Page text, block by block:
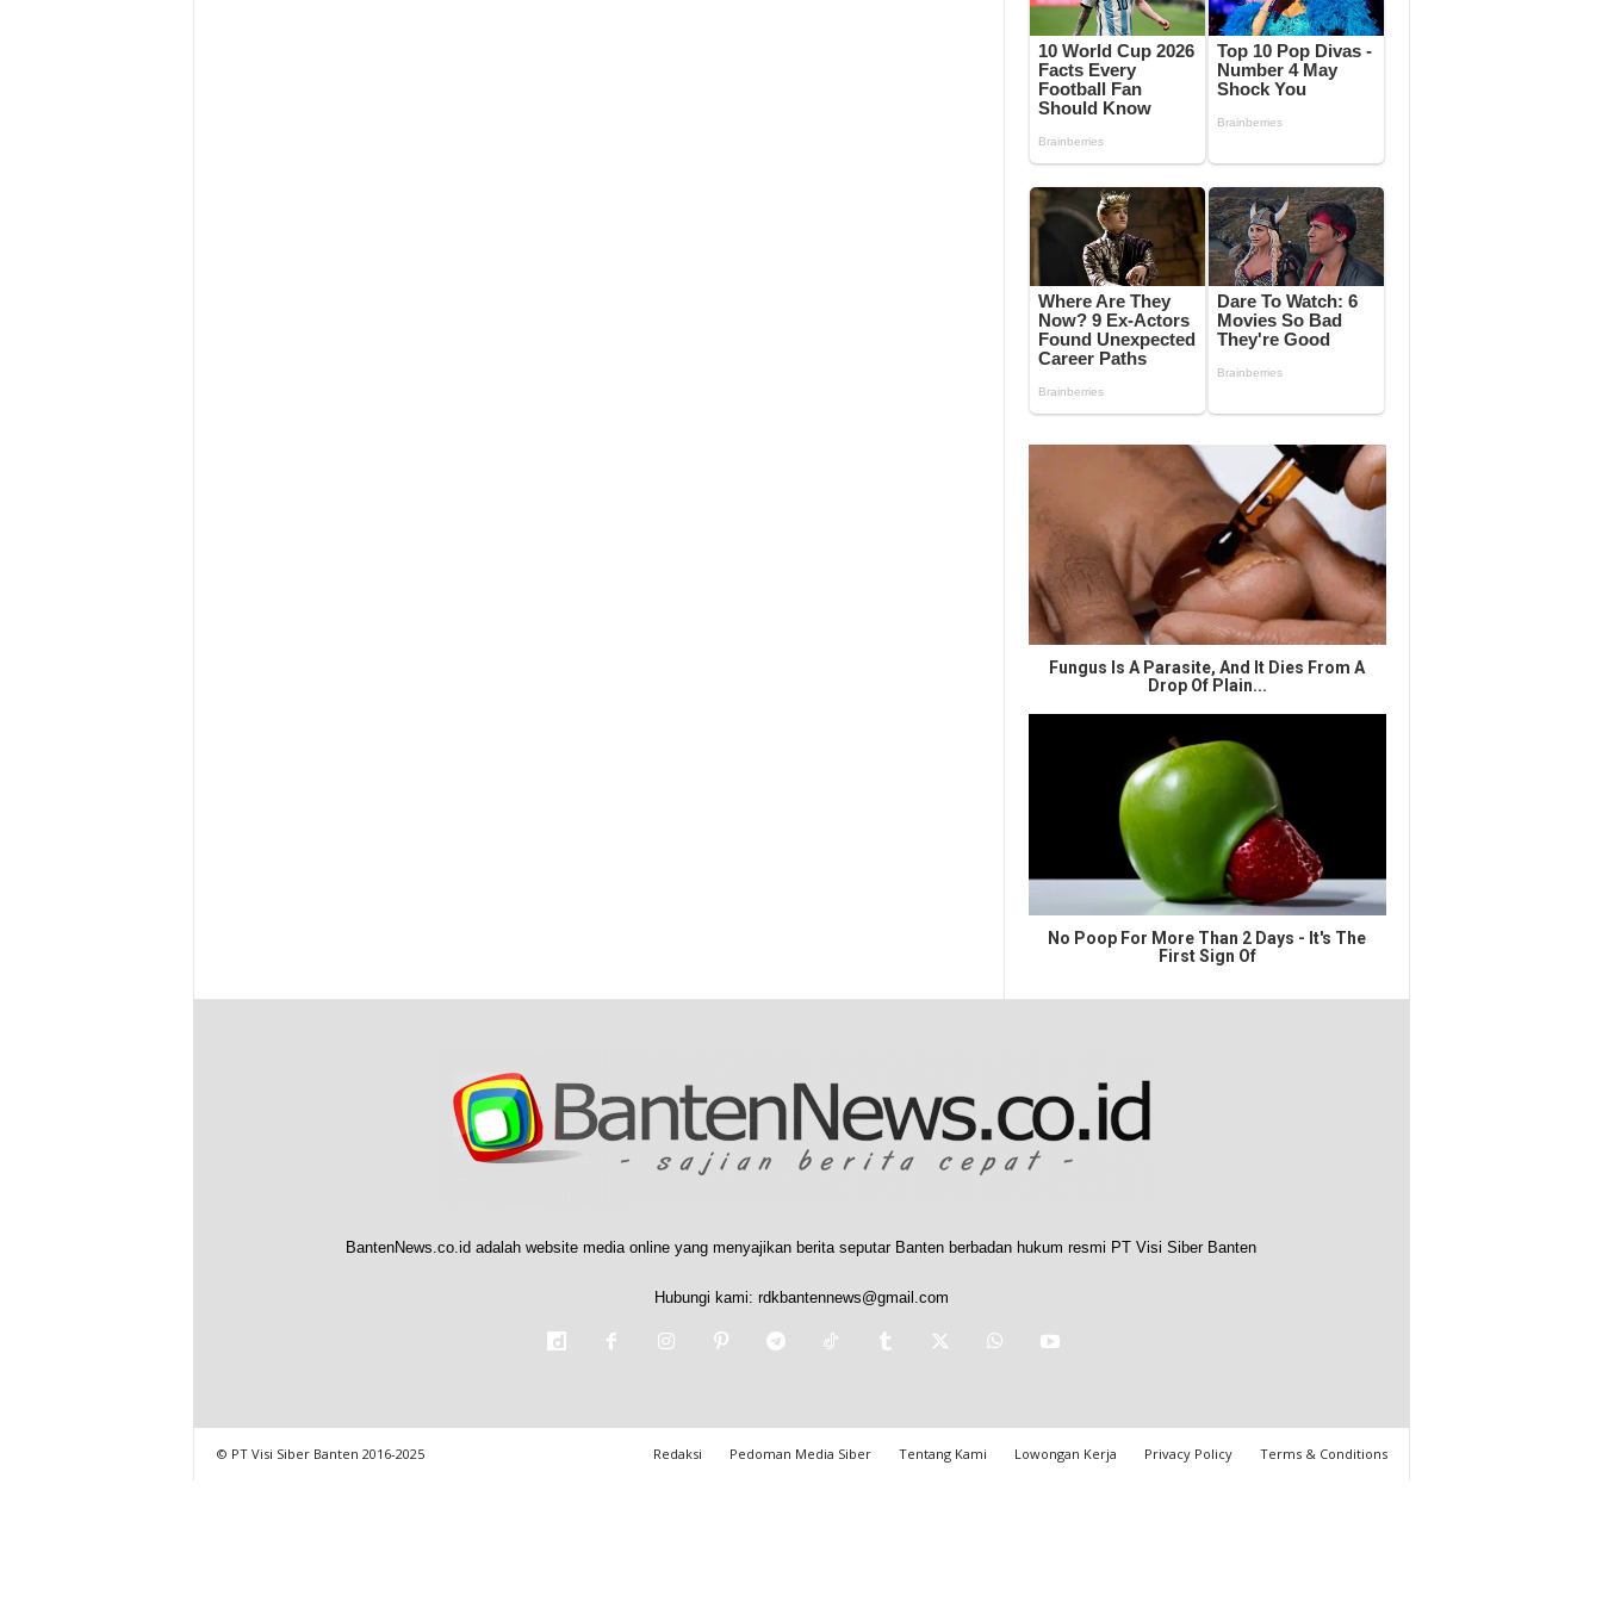
Fungus Is A Parasite, And It Dies From A
Drop Of Plain...
No Poop For More Than 2 Days - It's The
First Sign Of
BantenNews.co.id adalah website media online yang menyajikan berita seputar Banten berbadan hukum resmi PT Visi Siber Banten
Hubungi kami: rdkbantennews@gmail.com
Redaksi Pedoman Media Siber Tentang Kami Lowongan Kerja Privacy Policy Terms & Conditions
© PT Visi Siber Banten 2016-2025